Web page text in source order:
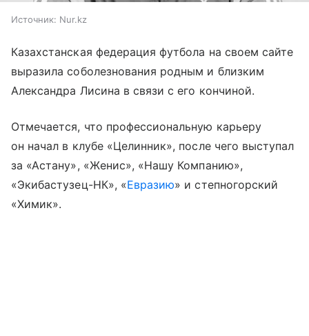
Источник: Nur.kz
Казахстанская федерация футбола на своем сайте
выразила соболезнования родным и близким
Александра Лисина в связи с его кончиной.
Отмечается, что профессиональную карьеру
он начал в клубе «Целинник», после чего выступал
за «Астану», «Женис», «Нашу Компанию»,
«Экибастузец-НК», «Евразию» и степногорский
«Химик».